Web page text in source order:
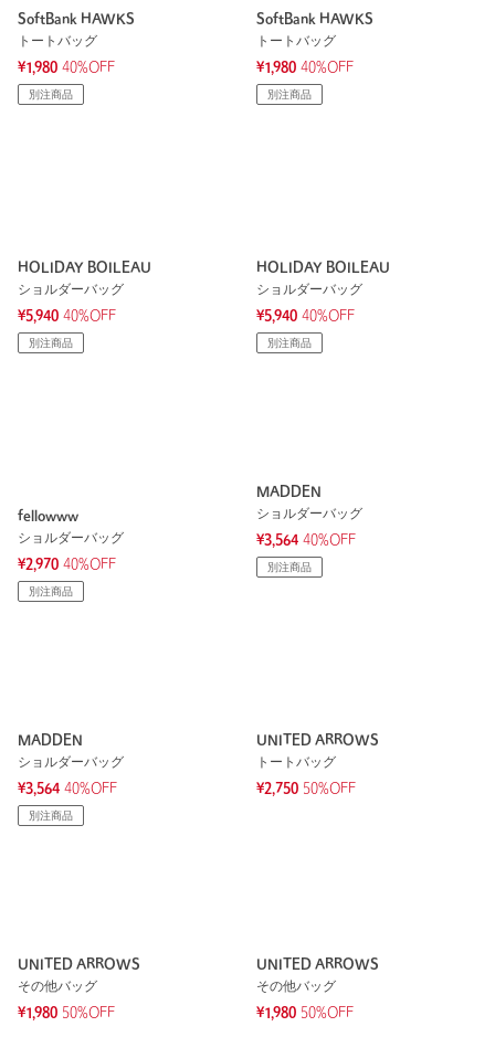
SoftBank HAWKS
トートバッグ
¥1,980 40%OFF
別注商品
SoftBank HAWKS
トートバッグ
¥1,980 40%OFF
別注商品
HOLIDAY BOILEAU
ショルダーバッグ
¥5,940 40%OFF
別注商品
HOLIDAY BOILEAU
ショルダーバッグ
¥5,940 40%OFF
別注商品
fellowww
ショルダーバッグ
¥2,970 40%OFF
別注商品
MADDEN
ショルダーバッグ
¥3,564 40%OFF
別注商品
MADDEN
ショルダーバッグ
¥3,564 40%OFF
別注商品
UNITED ARROWS
トートバッグ
¥2,750 50%OFF
UNITED ARROWS
その他バッグ
¥1,980 50%OFF
UNITED ARROWS
その他バッグ
¥1,980 50%OFF